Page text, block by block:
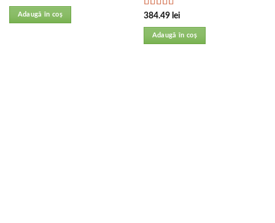
Adaugă în coș
Evaluat la
5.00din 5
384.49 lei
Adaugă în coș